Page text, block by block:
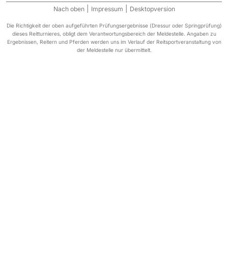
Nach oben Impressum Desktopversion
Die Richtigkeit der oben aufgeführten Prüfungsergebnisse (Dressur oder Springprüfung)
dieses Reitturnieres, obligt dem Verantwortungsbereich der Meldestelle. Angaben zu
Ergebnissen, Reitern und Pferden werden uns im Verlauf der Reitsportveranstaltung von
der Meldestelle nur übermittelt.